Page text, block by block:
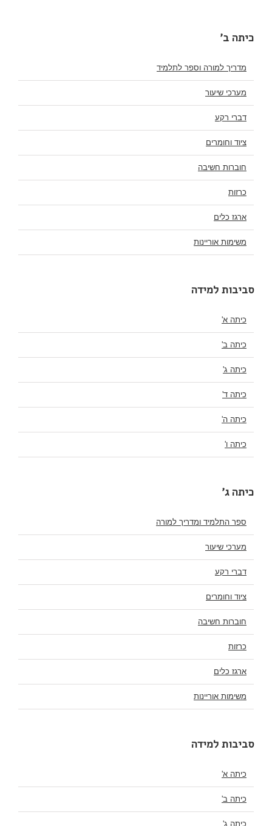
כיתה ב'
מדריך למורה וספר לתלמיד
מערכי שיעור
דברי רקע
ציוד וחומרים
חוברות חשיבה
כרזות
ארגז כלים
משימות אוריינות
סביבות למידה
כיתה א'
כיתה ב'
כיתה ג'
כיתה ד'
כיתה ה'
כיתה ו'
כיתה ג'
ספר התלמיד ומדריך למורה
מערכי שיעור
דברי רקע
ציוד וחומרים
חוברות חשיבה
כרזות
ארגז כלים
משימות אוריינות
סביבות למידה
כיתה א'
כיתה ב'
כיתה ג'